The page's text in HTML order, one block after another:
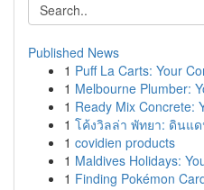
Published News
1 Puff La Carts: Your
1 Melbourne Plumber:
1 Ready Mix Concrete:
1 โค้งวิลล่า พัทยา: ดินแ
1 covidien products
1 Maldives Holidays:
1 Finding Pokémon